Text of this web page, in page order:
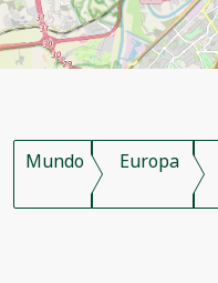
Mundo Europa